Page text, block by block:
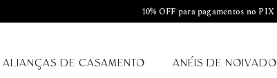
10% OFF para pagamentos no PIX
ALIANÇAS DE CASAMENTO ANÉIS DE NOIVADO